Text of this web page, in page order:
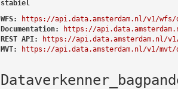
stabiel
WFS:
https://api.data.amsterdam.nl/v1/wfs/
Documentation:
https://
REST API:
https://api.data.amsterdam.nl/v1/
MVT:
https://api.data.amsterdam.nl/v1/mvt/